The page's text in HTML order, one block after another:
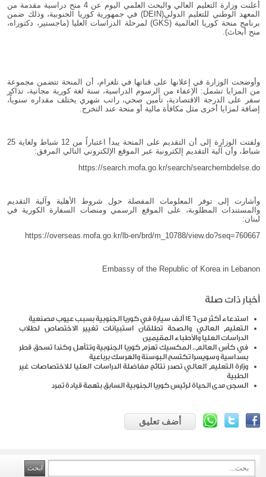
أعلنت وزارة التعليم العالي والبحث العلمي اليوم عن 4 منح دراسية مقدمة من
المعهد الوطني للتعليم الدولي(DEIN) في جمهورية كوريا الجنوبية، وذلك ضمن
برنامج منحة كوريا العالمية (GKS) لمرحلة الدراسات العليا (ماجستير، دكتوراه،
منح أبحاث).
وأوضحت الوزارة في إعلانها على قناتها في تلغرام، أن المنحة تتضمن مجموعة
من المزايا تشمل: الإعفاء من الرسوم الدراسية، سنة لغة كورية مجانية، تذاكر
سفر على الدرجة الاقتصادية، تأمين صحي، راتب شهري يختلف مقداره سنوياً،
إضافة لمزايا أخرى مثل مكافأة مالية أو منحة عند التخرج.
ولفتت الوزارة إلى أن التقديم على المنحة يبدأ اعتباراً من 12 شباط ولغاية 25
شباط، وأن آلية التقديم إلكترونية عبر الموقع الإلكتروني التالي المرفق:
https://search.mofa.go.kr/search/searchembdelse.do
وأشارت إلى توفر المعلومات المفصلة حول شروط الأهلية وآلية التقديم
والمستندات المطلوبة، على الموقع الرسمي ومنصات السفارة الكورية في
لبنان:
https://overseas.mofa.go.kr/lb-en/brd/m_10788/view.do?seq=760667
Embassy of the Republic of Korea in Lebanon
أخبار ذات صلة
استدعاء أكثر من 146 ألف سيارة في كوريا الجنوبية بسبب عيوب مصنعية
التعليم العالي والصحة تطلقان استبيانات تغيير الاختصاص لطلاب
الدراسات العليا والأطباء المقيمين
في كأس العالم.. المكسيك تهزم كوريا الجنوبية وتتأهل وكندا تسحق قطر
بسداسية وسويسرا تكتسح البوسنة والهرسك برباعية
وزارة التعليم العالي تصدر نتائج مفاضلة الدراسات العليا للاختصاصات غير
الطبية
السجن مدى الحياة لرئيس كوريا الجنوبية السابق بتهمة قيادة تمرد
أضف تعليق